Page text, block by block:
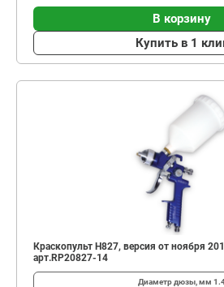
В корзину
Купить в 1
Краскопульт H827, версия от ноября
арт.RP20827-14
Диаметр дюзы, мм